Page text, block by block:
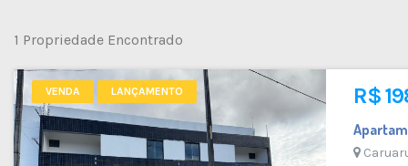
1 Propriedade Encontrado
VENDA LANÇAMENTO R$